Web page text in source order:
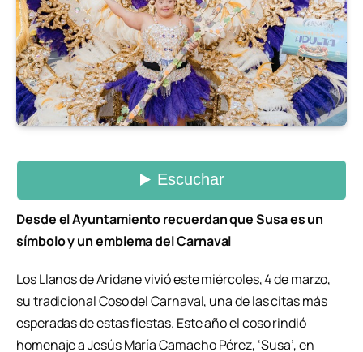
Desde el Ayuntamiento recuerdan que Susa es un
símbolo y un emblema del Carnaval
Los Llanos de Aridane vivió este miércoles, 4 de marzo,
su tradicional Coso del Carnaval, una de las citas más
esperadas de estas fiestas. Este año el coso rindió
homenaje a Jesús María Camacho Pérez, ‘Susa’, en